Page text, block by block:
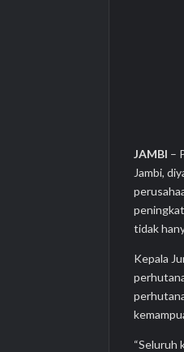
JAMBI –
Jambi,
tidak
Kepala
“Seluruh